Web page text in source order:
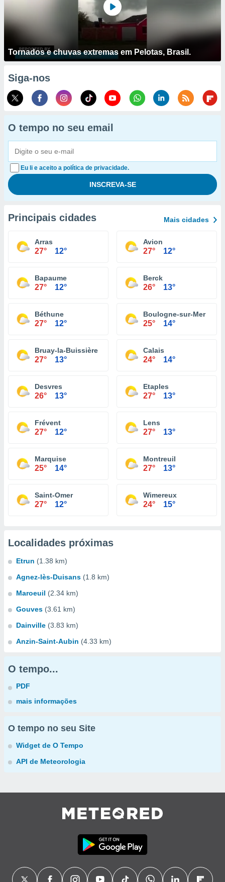
Tornados e chuvas extremas em Pelotas, Brasil.
Siga-nos
O tempo no seu email
Eu li e aceito a política de privacidade.
Principais cidades Mais cidades
Arras
27° 12°
Avion
27° 12°
Bapaume
27° 12°
Berck
26° 13°
Béthune
27° 12°
Boulogne-sur-Mer
25° 14°
Bruay-la-Buissière
27° 13°
Calais
24° 14°
Desvres
26° 13°
Etaples
27° 13°
Frévent
27° 12°
Lens
27° 13°
Marquise
25° 14°
Montreuil
27° 13°
Saint-Omer
27° 12°
Wimereux
24° 15°
Localidades próximas
Etrun (1.38 km)
Agnez-lès-Duisans (1.8 km)
Maroeuil (2.34 km)
Gouves (3.61 km)
Dainville (3.83 km)
Anzin-Saint-Aubin (4.33 km)
O tempo...
PDF
mais informações
O tempo no seu Site
Widget de O Tempo
API de Meteorologia